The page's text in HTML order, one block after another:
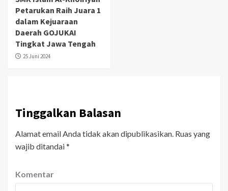
Petarukan Raih Juara 1
dalam Kejuaraan
Daerah GOJUKAI
Tingkat Jawa Tengah
25 Juni 2024
Tinggalkan Balasan
Alamat email Anda tidak akan dipublikasikan. Ruas yang
wajib ditandai*
Komentar